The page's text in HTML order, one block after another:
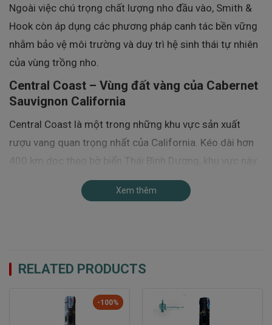
Ngoài việc chú trọng chất lượng nho đầu vào, Smith &
Hook còn áp dụng các phương pháp canh tác bền vững
nhằm bảo vệ môi trường và duy trì hệ sinh thái tự nhiên
của vùng trồng nho.
Central Coast – Vùng đất vàng của Cabernet
Sauvignon California
Central Coast là một trong những khu vực sản xuất
rượu vang quan trọng nhất của California. Kéo dài hơn
400 km dọc theo bờ biển Thái Bình Dương, khu vực này
sở hữu khí hậu đa dạng cùng điều kiện thổ nhưỡng lý
tưởng cho nhiều giống nho cao cấp.
đại dương vào ban đêm giúp duy trì độ axit tự nhiên, tạo
nên sự cân bằng hoàn hảo trong trái nho.
Smith & Hook Central Coast Cabernet Sauvignon được
Xem thêm
RELATED PRODUCTS
-100%